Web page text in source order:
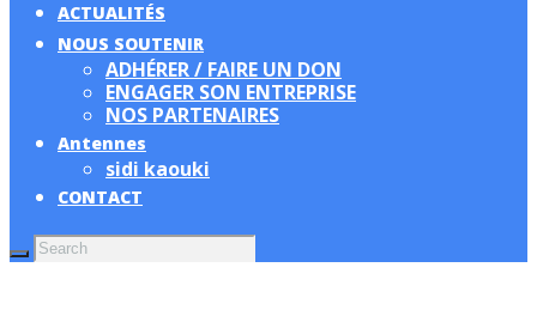
ACTUALITÉS
NOUS SOUTENIR
ADHÉRER / FAIRE UN DON
ENGAGER SON ENTREPRISE
NOS PARTENAIRES
Antennes
sidi kaouki
CONTACT